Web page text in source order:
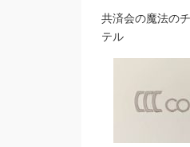
共済会の魔法の
テル